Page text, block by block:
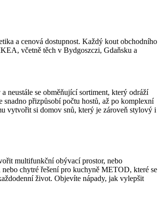
a cenová dostupnost. Každý kout obchodního
včetně těch v Bydgoszczi, Gdaňsku a
neustále se obměňující sortiment, který odráží
přizpůsobí počtu hostů, až po komplexní
vytvořit si domov snů, který je zároveň stylový i
multifunkční obývací prostor, nebo
chytré řešení pro kuchyně METOD, které se
život. Objevíte nápady, jak vylepšit